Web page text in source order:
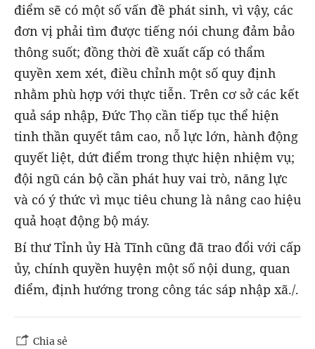
điểm sẽ có một số vấn đề phát sinh, vì vậy, các
đơn vị phải tìm được tiếng nói chung đảm bảo
thông suốt; đồng thời đề xuất cấp có thẩm
quyền xem xét, điều chỉnh một số quy định
nhằm phù hợp với thực tiễn. Trên cơ sở các kết
quả sáp nhập, Đức Thọ cần tiếp tục thể hiện
tinh thần quyết tâm cao, nỗ lực lớn, hành động
quyết liệt, dứt điểm trong thực hiện nhiệm vụ;
đội ngũ cán bộ cần phát huy vai trò, năng lực
và có ý thức vì mục tiêu chung là nâng cao hiệu
quả hoạt động bộ máy.
Bí thư Tỉnh ủy Hà Tĩnh cũng đã trao đổi với cấp
ủy, chính quyền huyện một số nội dung, quan
điểm, định hướng trong công tác sáp nhập xã./.
Chia sẻ